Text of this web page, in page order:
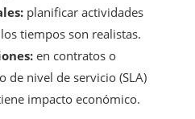
planificar actividades
tiempos son realistas.
en contratos o
de nivel de servicio (SLA)
impacto económico.